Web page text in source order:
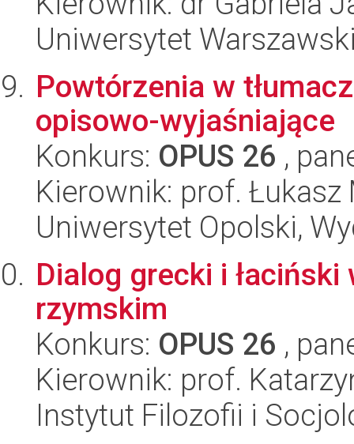
Uniwersytet
Powtórzenia w
opisowo-wyjaśniające
Konkurs: OPUS 26 ,
Kierownik: prof. Łukasz
Uniwersytet Opolski,
Dialog grecki i
rzymskim
Konkurs: OPUS 26 ,
Kierownik: prof.
Instytut Filozofii i